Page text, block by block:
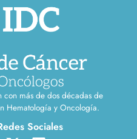
con más de dos décadas de
Hematología y Oncología.
Sociales